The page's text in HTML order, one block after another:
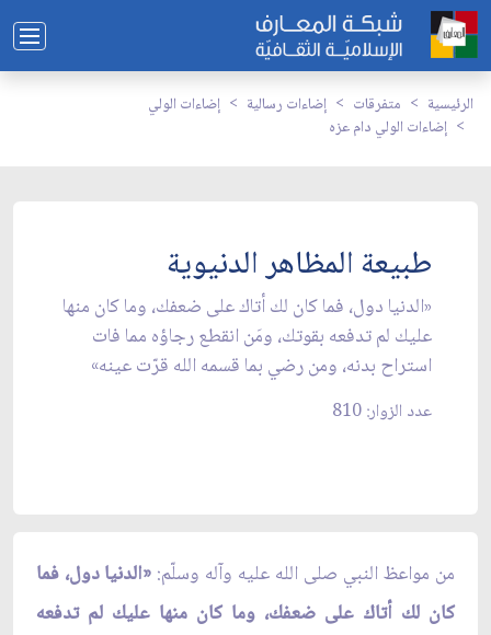
الرئيسية متفرقات إضاءات رسالية
إضاءات الولي
إضاءات الولي دام عزه
طبيعة المظاهر الدنيوية
«الدنيا دول، فما كان لك أتاك على ضعفك، وما كان منها
عليك لم تدفعه بقوتك، ومَن انقطع رجاؤه مما فات
استراح بدنه، ومن رضي بما قسمه الله قرّت عينه»
عدد الزوار: 810
من مواعظ النبي صلى الله عليه وآله وسلّم: «الدنيا دول، فما
كان لك أتاك على ضعفك، وما كان منها عليك لم تدفعه